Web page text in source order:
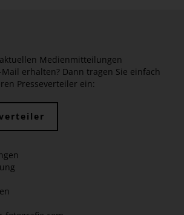
Medienmitteilungen
erhalten? Dann tragen Sie einfach
Presseverteiler ein: